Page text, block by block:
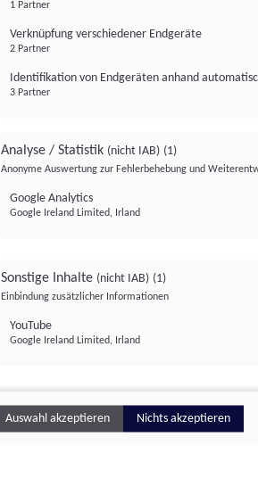
1 Partner
Verknüpfung verschiedener Endgeräte
2 Partner
Identifikation von Endgeräten anhand
3 Partner
Analyse / Statistik (nicht IAB) (1)
Anonyme Auswertung zur Fehlerbehebung und
Google Analytics
Google Ireland Limited, Irland
Sonstige Inhalte (nicht IAB) (1)
Einbindung zusätzlicher Informationen
YouTube
Google Ireland Limited, Irland
Auswahl akzeptieren Nichts akzeptieren